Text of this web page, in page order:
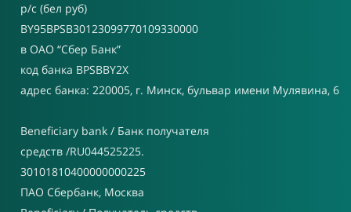
р/с (бел руб)
BY95BPSB30123099770109330000
в ОАО “Сбер Банк”
код банка BPSBBY2X
адрес банка: 220005, г. Минск, бульвар имени Мулявина, 6
Beneficiary bank / Банк получателя
средств /RU044525225.
30101810400000000225
ПАО Сбербанк, Москва